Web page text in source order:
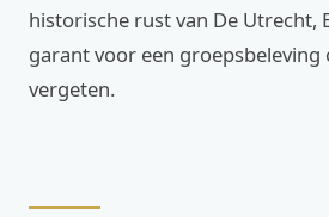
historische rust van De Utrecht,
garant voor een
vergeten.